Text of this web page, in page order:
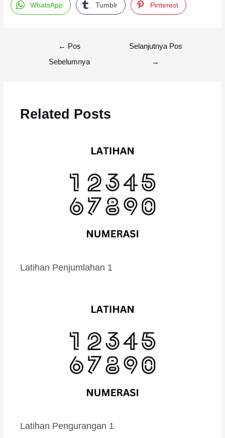
WhatsApp Tumblr Pinterest
← Pos
Sebelumnya
Selanjutnya Pos
→
Related Posts
Latihan Penjumlahan 1
Latihan Pengurangan 1